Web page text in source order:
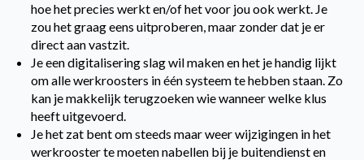
hoe het precies werkt en/of het voor jou ook werkt. Je
zou het graag eens uitproberen, maar zonder dat je er
direct aan vastzit.
Je een digitalisering slag wil maken en het je handig lijkt
om alle werkroosters in één systeem te hebben staan. Zo
kan je makkelijk terugzoeken wie wanneer welke klus
heeft uitgevoerd.
Je het zat bent om steeds maar weer wijzigingen in het
werkrooster te moeten nabellen bij je buitendienst en